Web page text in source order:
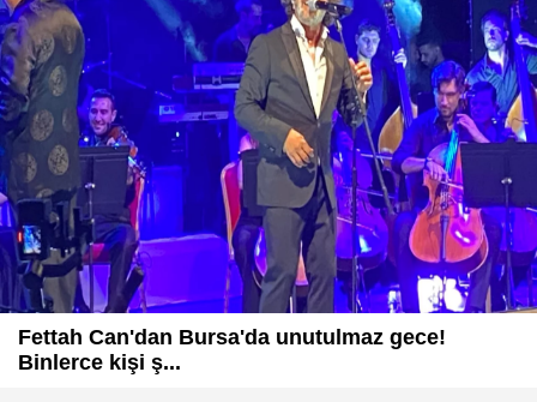
Fettah Can'dan Bursa'da unutulmaz gece!
Binlerce kişi ş...